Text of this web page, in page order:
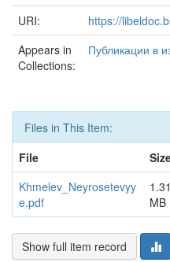
URI:
https://
Appears in
Collections:
Публикации в
Files in This Item:
File
Khmelev_Neyrosetevyy
e.pdf
1.31
MB
Show full item record